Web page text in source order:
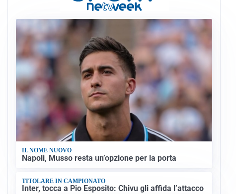
IL NOME NUOVO
Napoli, Musso resta un’opzione per la porta
TITOLARE IN CAMPIONATO
Inter, tocca a Pio Esposito: Chivu gli affida l’attacco